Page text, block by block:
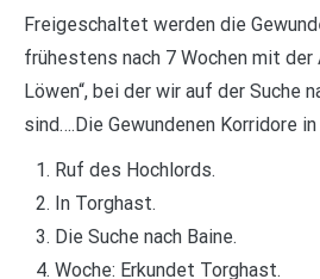
Freigeschaltet werden die
frühestens nach 7 Wochen mit der
Löwen“, bei der wir auf der Suche
sind….Die Gewundenen Korridore
Ruf des Hochlords.
In Torghast.
Die Suche nach Baine.
Woche: Erkundet Torghast.